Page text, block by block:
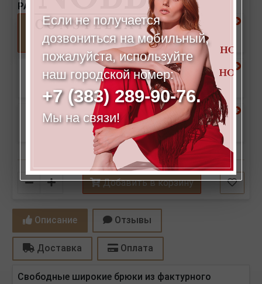
РАЗМЕРЫ:
44 46
48
52 54
Количество Добавить в корзину
Описание Отзывы
Доставка Оплата
Свободные широкие брюки из фактурного
Если не получается
дозвониться на мобильный,
пожалуйста, используйте
наш городской номер:
+7 (383) 289-90-76.
Мы на связи!